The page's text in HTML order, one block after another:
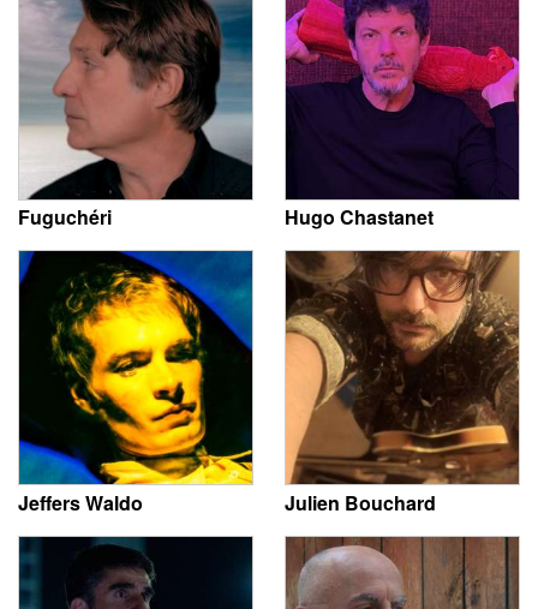
Fuguchéri Hugo Chastanet
Jeffers Waldo Julien Bouchard